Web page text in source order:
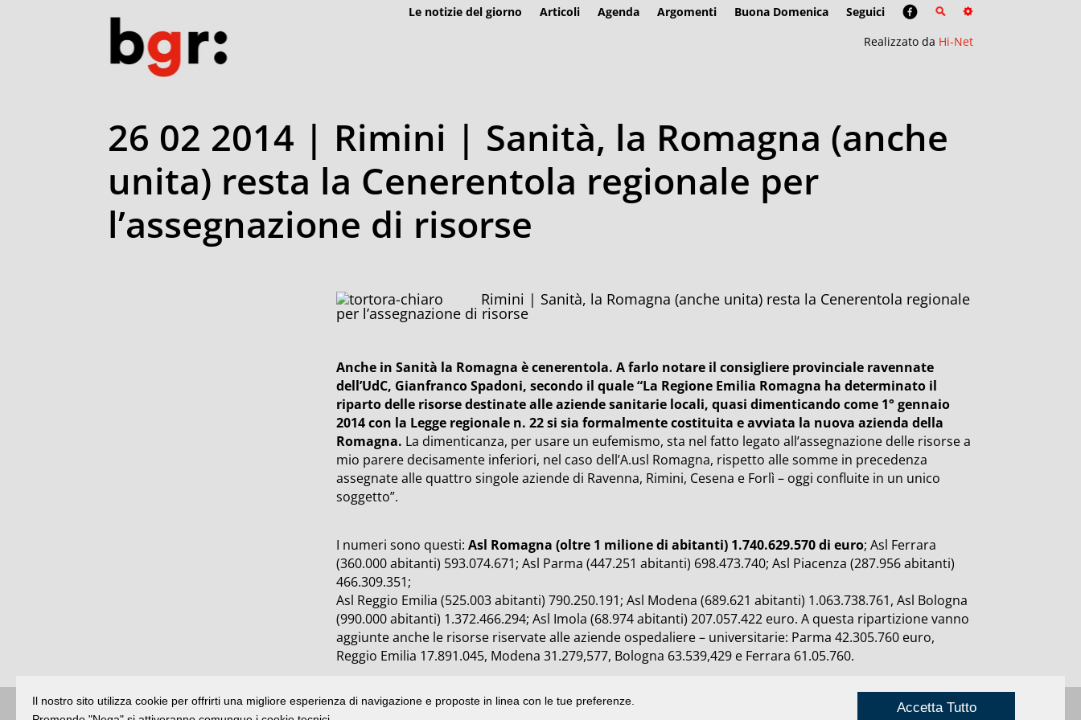
Le notizie del giorno Articoli Agenda Argomenti Buona Domenica
Seguici
Realizzato da Hi-Net
26 02 2014 | Rimini | Sanità, la Romagna (anche
unita) resta la Cenerentola regionale per
l’assegnazione di risorse
Rimini | Sanità, la Romagna (anche unita) resta la Cenerentola regionale
per l’assegnazione di risorse
Anche in Sanità la Romagna è cenerentola. A farlo notare il consigliere provinciale ravennate
dell’UdC, Gianfranco Spadoni, secondo il quale “La Regione Emilia Romagna ha determinato il
riparto delle risorse destinate alle aziende sanitarie locali, quasi dimenticando come 1° gennaio
2014 con la Legge regionale n. 22 si sia formalmente costituita e avviata la nuova azienda della
Romagna. La dimenticanza, per usare un eufemismo, sta nel fatto legato all’assegnazione delle risorse a
mio parere decisamente inferiori, nel caso dell’A.usl Romagna, rispetto alle somme in precedenza
assegnate alle quattro singole aziende di Ravenna, Rimini, Cesena e Forlì – oggi confluite in un unico
soggetto”.
I numeri sono questi: Asl Romagna (oltre 1 milione di abitanti) 1.740.629.570 di euro; Asl Ferrara
(360.000 abitanti) 593.074.671; Asl Parma (447.251 abitanti) 698.473.740; Asl Piacenza (287.956 abitanti)
466.309.351;
Asl Reggio Emilia (525.003 abitanti) 790.250.191; Asl Modena (689.621 abitanti) 1.063.738.761, Asl Bologna
(990.000 abitanti) 1.372.466.294; Asl Imola (68.974 abitanti) 207.057.422 euro. A questa ripartizione vanno
aggiunte anche le risorse riservate alle aziende ospedaliere – universitarie: Parma 42.305.760 euro,
Reggio Emilia 17.891.045, Modena 31.279,577, Bologna 63.539,429 e Ferrara 61.05.760.
Il nostro sito utilizza cookie per offrirti una migliore esperienza di navigazione e proposte in linea con le tue preferenze.
Accetta Tutto